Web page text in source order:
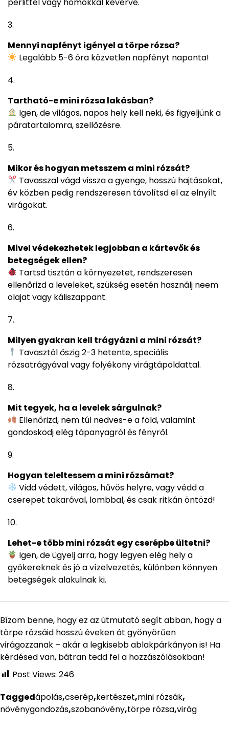
Mennyi napfényt igényel a törpe rózsa?
Legalább 5-6 óra közvetlen napfényt naponta!
Tartható-e mini rózsa lakásban?
Igen, de világos, napos hely kell neki, és figyeljünk a
páratartalomra, szellőzésre.
Mikor és hogyan metsszem a mini rózsát?
Tavasszal vágd vissza a gyenge, hosszú hajtásokat,
év közben pedig rendszeresen távolítsd el az elnyílt
virágokat.
Mivel védekezhetek legjobban a kártevők és
betegségek ellen?
Tartsd tisztán a környezetet, rendszeresen
ellenőrizd a leveleket, szükség esetén használj neem
olajat vagy káliszappant.
Milyen gyakran kell trágyázni a mini rózsát?
Tavasztól őszig 2-3 hetente, speciális
rózsatrágyával vagy folyékony virágtápoldattal.
Mit tegyek, ha a levelek sárgulnak?
Ellenőrizd, nem túl nedves-e a föld, valamint
gondoskodj elég tápanyagról és fényről.
Hogyan teleltessem a mini rózsámat?
Vidd védett, világos, hűvös helyre, vagy védd a
cserepet takaróval, lombbal, és csak ritkán öntözd!
Lehet-e több mini rózsát egy cserépbe ültetni?
Igen, de ügyelj arra, hogy legyen elég hely a
gyökereknek és jó a vízelvezetés, különben könnyen
betegségek alakulnak ki.
Bízom benne, hogy ez az útmutató segít abban, hogy a
törpe rózsáid hosszú éveken át gyönyörűen
virágozzanak – akár a legkisebb ablakpárkányon is! Ha
kérdésed van, bátran tedd fel a hozzászólásokban!
Post Views: 246
Taggedápolás,cserép,kertészet,mini rózsák,
növénygondozás,szobanövény,törpe rózsa,virág